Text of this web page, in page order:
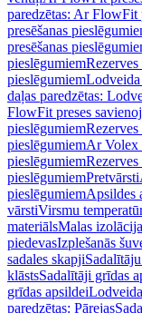
paredzētas: Ar FlowFit
presēšanas
presēšanas
pieslēgumiemRezerves
pieslēgumiemLodveida
daļas paredzētas:
FlowFit preses
pieslēgumiemRezerves
pieslēgumiemAr Volex
pieslēgumiem
pieslēgumiemPretvārsti
pieslēgumiemApsildes
vārstiVirsmu
materiālsMalas
piedevasIzplešanās
sadales skapji
klāstsSadalītāji grīdas
grīdas apsildei
paredzētas: Pārejas